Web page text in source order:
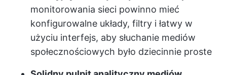
monitorowania sieci powinno mieć
konfigurowalne układy, filtry i łatwy w
użyciu interfejs, aby słuchanie mediów
społecznościowych było dziecinnie proste